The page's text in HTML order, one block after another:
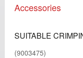
Accessories
SUITABLE
(9003475)